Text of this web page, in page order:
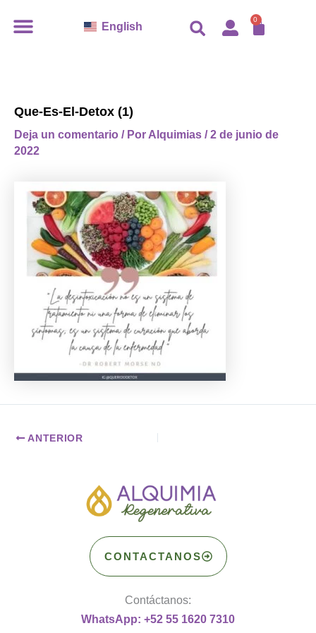
English 0
Que-Es-El-Detox (1)
Deja un comentario / Por Alquimias /2 de junio de
2022
ANTERIOR
CONTACTANOS
Contáctanos:
WhatsApp: +52 55 1620 7310